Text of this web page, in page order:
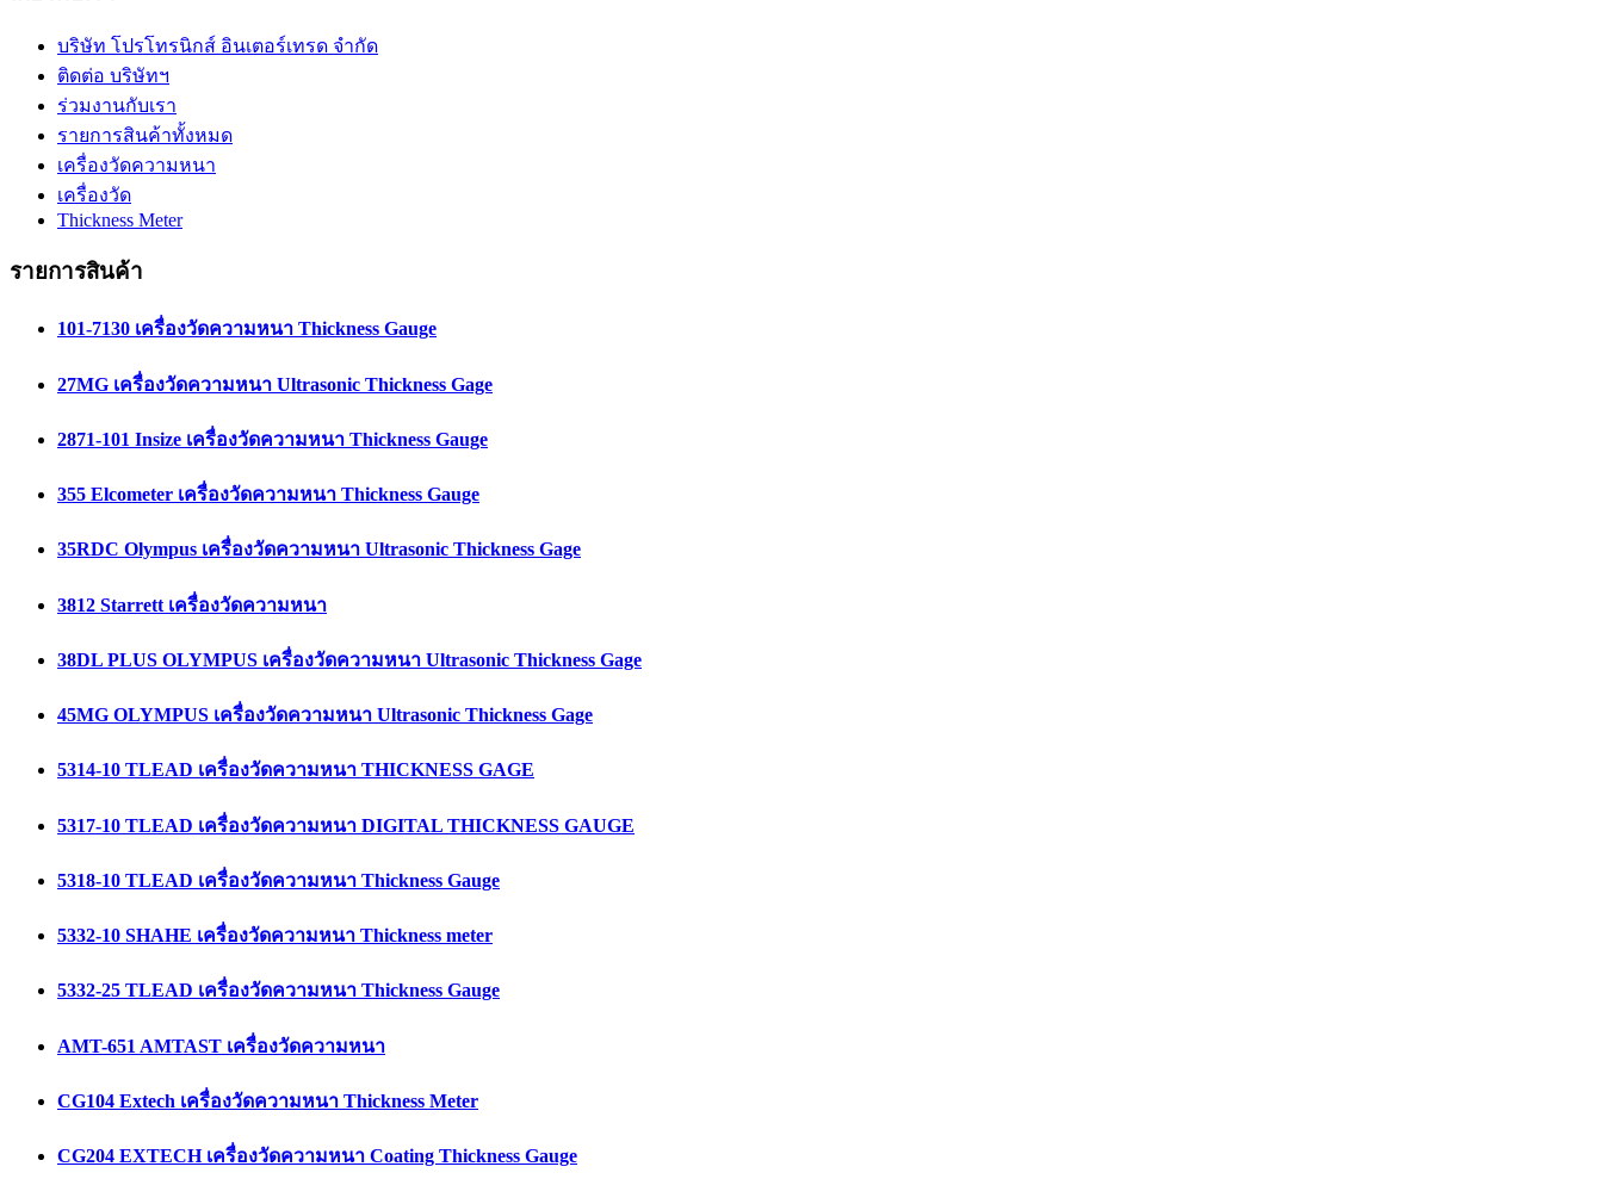
บริษัท โปรโทรนิกส์ อินเตอร์เทรด จำกัด
ติดต่อ บริษัทฯ
ร่วมงานกับเรา
รายการสินค้าทั้งหมด
เครื่องวัดความหนา
เครื่องวัด
Thickness Meter
รายการสินค้า
101-7130 เครื่องวัดความหนา Thickness Gauge
27MG เครื่องวัดความหนา Ultrasonic Thickness Gage
2871-101 Insize เครื่องวัดความหนา Thickness Gauge
355 Elcometer เครื่องวัดความหนา Thickness Gauge
35RDC Olympus เครื่องวัดความหนา Ultrasonic Thickness Gage
3812 Starrett เครื่องวัดความหนา
38DL PLUS OLYMPUS เครื่องวัดความหนา Ultrasonic Thickness Gage
45MG OLYMPUS เครื่องวัดความหนา Ultrasonic Thickness Gage
5314-10 TLEAD เครื่องวัดความหนา THICKNESS GAGE
5317-10 TLEAD เครื่องวัดความหนา DIGITAL THICKNESS GAUGE
5318-10 TLEAD เครื่องวัดความหนา Thickness Gauge
5332-10 SHAHE เครื่องวัดความหนา Thickness meter
5332-25 TLEAD เครื่องวัดความหนา Thickness Gauge
AMT-651 AMTAST เครื่องวัดความหนา
CG104 Extech เครื่องวัดความหนา Thickness Meter
CG204 EXTECH เครื่องวัดความหนา Coating Thickness Gauge